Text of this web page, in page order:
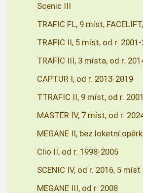
Scenic III
TRAFIC FL, 9 míst,
TRAFIC II, 5 míst, od r.
TRAFIC III, 3 místa, od r.
CAPTUR I, od r. 2013-2019
TTRAFIC II, 9 míst, od r.
MASTER IV, 7 míst, od r.
MEGANE II, bez
Clio II, od r. 1998-2005
SCENIC IV, od r. 2016, 5 míst
MEGANE III, od r. 2008